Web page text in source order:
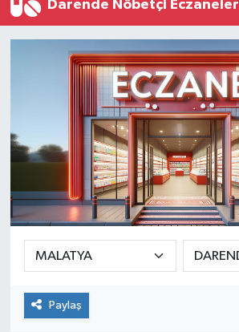
Darende Nöbetçi Eczaneler
Paylaş
Tüm Manşetler
Son Dakika Haberleri
Haber Arşivi